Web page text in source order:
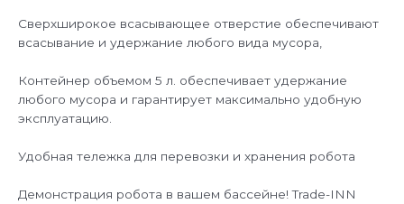
Сверхширокое всасывающее отверстие обеспечивают
всасывание и удержание любого вида мусора,
Контейнер объемом 5 л. обеспечивает удержание
любого мусора и гарантирует максимально удобную
эксплуатацию.
Удобная тележка для перевозки и хранения робота
Демонстрация робота в вашем бассейне! Trade-INN